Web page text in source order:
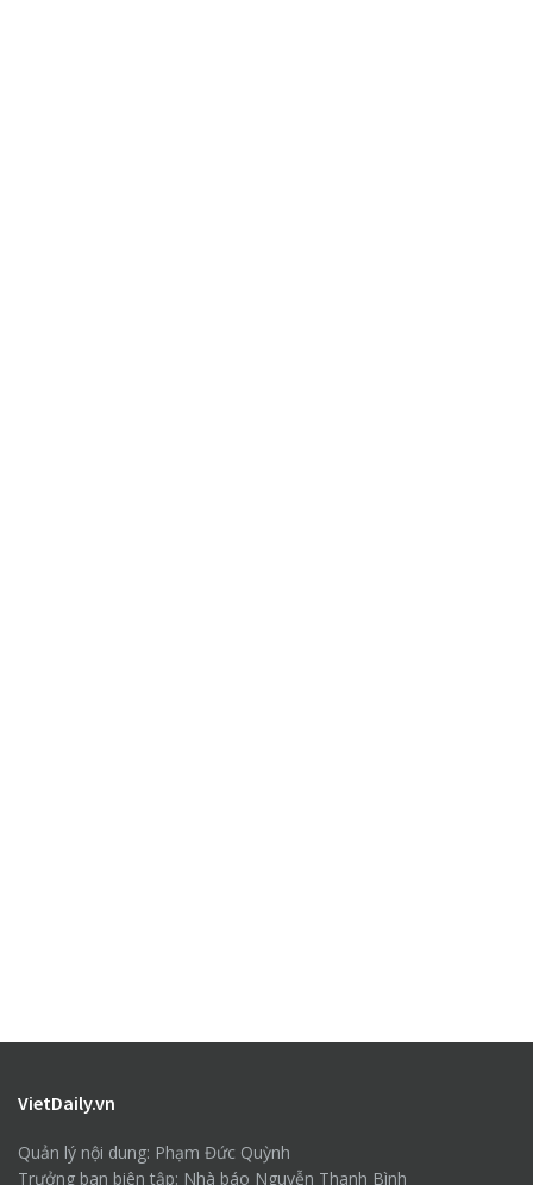
VietDaily.vn
Quản lý nội dung: Phạm Đức Quỳnh
Trưởng ban biên tập: Nhà báo Nguyễn Thanh Bình